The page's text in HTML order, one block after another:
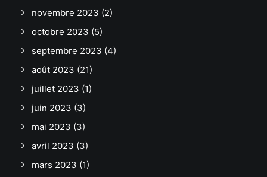
novembre 2023 (2)
octobre 2023 (5)
septembre 2023 (4)
août 2023 (21)
juillet 2023 (1)
juin 2023 (3)
mai 2023 (3)
avril 2023 (3)
mars 2023 (1)